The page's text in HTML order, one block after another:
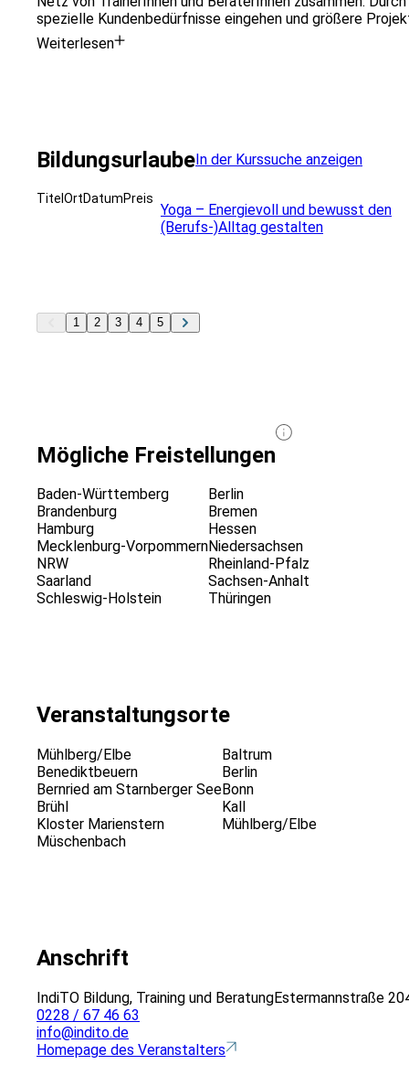
spezielle Kundenbedürfnisse eingehen und größere
Weiterlesen
Bildungsurlaube In der Kurssuche anzeigen
Titel OrtDatumPreis
Yoga – Energievoll und bewusst den
(Berufs-)Alltag gestalten
1 2 3 4 5
Mögliche Freistellungen
Baden-Württemberg
Brandenburg
Hamburg
Mecklenburg-Vorpommern
NRW
Saarland
Schleswig-Holstein
Berlin
Bremen
Hessen
Niedersachsen
Rheinland-Pfalz
Sachsen-Anhalt
Thüringen
Veranstaltungsorte
Mühlberg/Elbe
Benediktbeuern
Bernried am Starnberger See
Brühl
Kloster Marienstern
Müschenbach
Baltrum
Berlin
Bonn
Kall
Mühlberg/Elbe
Anschrift
IndiTO Bildung, Training und BeratungEstermannstraße
0228 / 67 46 63
info@indito.de
Homepage des Veranstalters